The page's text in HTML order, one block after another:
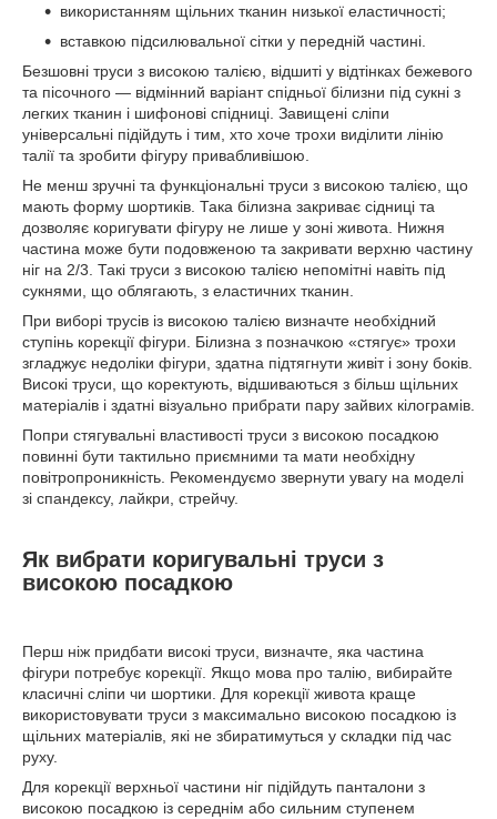
використанням щільних тканин низької еластичності;
вставкою підсилювальної сітки у передній частині.
Безшовні труси з високою талією, відшиті у відтінках бежевого
та пісочного — відмінний варіант спідньої білизни під сукні з
легких тканин і шифонові спідниці. Завищені сліпи
універсальні підійдуть і тим, хто хоче трохи виділити лінію
талії та зробити фігуру привабливішою.
Не менш зручні та функціональні труси з високою талією, що
мають форму шортиків. Така білизна закриває сідниці та
дозволяє коригувати фігуру не лише у зоні живота. Нижня
частина може бути подовженою та закривати верхню частину
ніг на 2/3. Такі труси з високою талією непомітні навіть під
сукнями, що облягають, з еластичних тканин.
При виборі трусів із високою талією визначте необхідний
ступінь корекції фігури. Білизна з позначкою «стягує» трохи
згладжує недоліки фігури, здатна підтягнути живіт і зону боків.
Високі труси, що коректують, відшиваються з більш щільних
матеріалів і здатні візуально прибрати пару зайвих кілограмів.
Попри стягувальні властивості труси з високою посадкою
повинні бути тактильно приємними та мати необхідну
повітропроникність. Рекомендуємо звернути увагу на моделі
зі спандексу, лайкри, стрейчу.
Як вибрати коригувальні труси з
високою посадкою
Перш ніж придбати високі труси, визначте, яка частина
фігури потребує корекції. Якщо мова про талію, вибирайте
класичні сліпи чи шортики. Для корекції живота краще
використовувати труси з максимально високою посадкою із
щільних матеріалів, які не збиратимуться у складки під час
руху.
Для корекції верхньої частини ніг підійдуть панталони з
високою посадкою із середнім або сильним ступенем